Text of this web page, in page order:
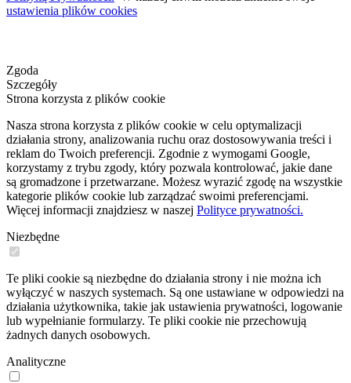
ustawienia plików cookies
Zgoda
Szczegóły
Strona korzysta z plików cookie
Nasza strona korzysta z plików cookie w celu optymalizacji
działania strony, analizowania ruchu oraz dostosowywania treści i
reklam do Twoich preferencji. Zgodnie z wymogami Google,
korzystamy z trybu zgody, który pozwala kontrolować, jakie dane
są gromadzone i przetwarzane. Możesz wyrazić zgodę na wszystkie
kategorie plików cookie lub zarządzać swoimi preferencjami.
Więcej informacji znajdziesz w naszej Polityce prywatności.
Niezbędne
Te pliki cookie są niezbędne do działania strony i nie można ich
wyłączyć w naszych systemach. Są one ustawiane w odpowiedzi na
działania użytkownika, takie jak ustawienia prywatności, logowanie
lub wypełnianie formularzy. Te pliki cookie nie przechowują
żadnych danych osobowych.
Analityczne